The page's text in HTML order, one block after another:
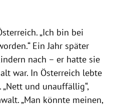
„Ich bin bei
Ein Jahr später
nach – er hatte sie
war. In Österreich lebte
und unauffällig“,
„Man könnte meinen,